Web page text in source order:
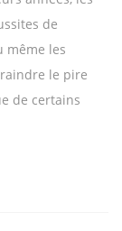
de
même les
le pire
de certains